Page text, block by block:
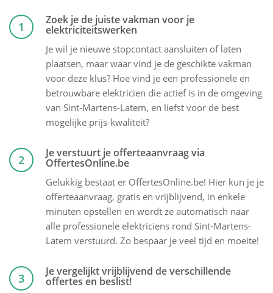
1 Zoek je de juiste vakman voor je
elektriciteitswerken
Je wil je nieuwe stopcontact aansluiten of laten
plaatsen, maar waar vind je de geschikte vakman
voor deze klus? Hoe vind je een professionele en
betrouwbare elektricien die actief is in de omgeving
van Sint-Martens-Latem, en liefst voor de best
mogelijke prijs-kwaliteit?
2 Je verstuurt je offerteaanvraag via
OffertesOnline.be
Gelukkig bestaat er OffertesOnline.be! Hier kun je je
offerteaanvraag, gratis en vrijblijvend, in enkele
minuten opstellen en wordt ze automatisch naar
alle professionele elektriciens rond Sint-Martens-
Latem verstuurd. Zo bespaar je veel tijd en moeite!
3 Je vergelijkt vrijblijvend de verschillende
offertes en beslist!